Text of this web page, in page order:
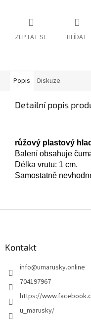
ZEPTAT SE HLÍDAT
Popis Diskuze
Detailní popis
růžový plastový
Balení obsahuje
Délka vrutu: 1 cm.
Samostatně
Kontakt
info@umarusky.online
704197967
https://
u_marusky/